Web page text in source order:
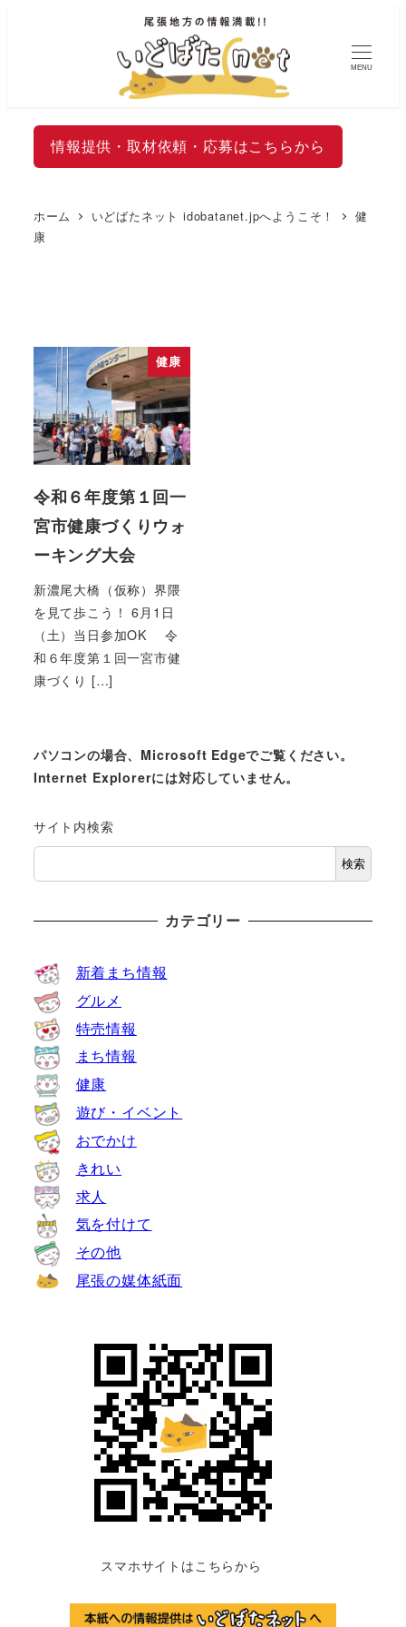
MENU
情報提供・取材依頼・応募はこちらから
ホーム いどばたネット idobatanet.jpへようこそ！
健
康
健康
令和６年度第１回一
宮市健康づくりウォ
ーキング大会
新濃尾大橋（仮称）界隈
を見て歩こう！ 6月1日
（土）当日参加OK 令
和６年度第１回一宮市健
康づくり […]
パソコンの場合、Microsoft Edgeでご覧ください。
Internet Explorerには対応していません。
サイト内検索
検索
カテゴリー
新着まち情報
グルメ
特売情報
まち情報
健康
遊び・イベント
おでかけ
きれい
求人
気を付けて
その他
尾張の媒体紙面
スマホサイトはこちらから